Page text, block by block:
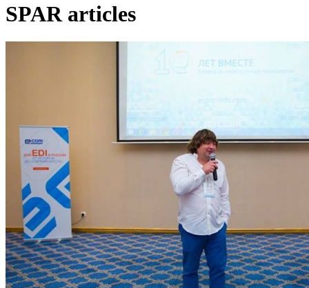
SPAR articles